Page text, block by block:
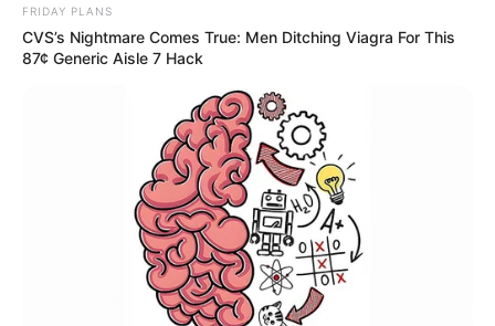
FRIDAY PLANS
CVS’s Nightmare Comes True: Men Ditching Viagra For This
87¢ Generic Aisle 7 Hack